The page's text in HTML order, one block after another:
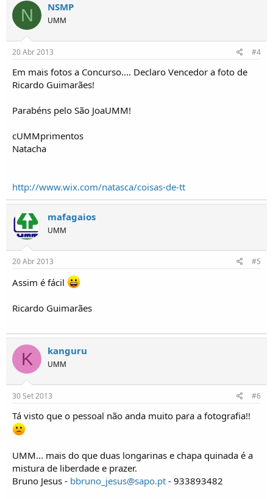
N NSMP
UMM
20 Abr 2013 #4
Em mais fotos a Concurso.... Declaro Vencedor a foto de
Ricardo Guimarães!
Parabéns pelo São JoaUMM!
cUMMprimentos
Natacha
http://www.wix.com/natasca/coisas-de-tt
mafagaios
UMM
20 Abr 2013 #5
Assim é fácil
Ricardo Guimarães
K kanguru
UMM
30 Set 2013 #6
Tá visto que o pessoal não anda muito para a fotografia!!
UMM... mais do que duas longarinas e chapa quinada é a
mistura de liberdade e prazer.
Bruno Jesus - bbruno_jesus@sapo.pt - 933893482